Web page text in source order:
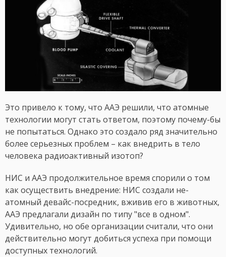
Это привело к тому, что ААЭ решили, что атомные
технологии могут стать ответом, поэтому почему-бы
не попытаться. Однако это создало ряд значительно
более серьезных проблем – как внедрить в тело
человека радиоактивный изотоп?
НИС и AAЭ продолжительное время спорили о том
как осуществить внедрение: НИС создали не-
атомный девайс-посредник, вживив его в животных,
ААЭ предлагали дизайн по типу "все в одном".
Удивительно, но обе организации считали, что они
действительно могут добиться успеха при помощи
доступных технологий.